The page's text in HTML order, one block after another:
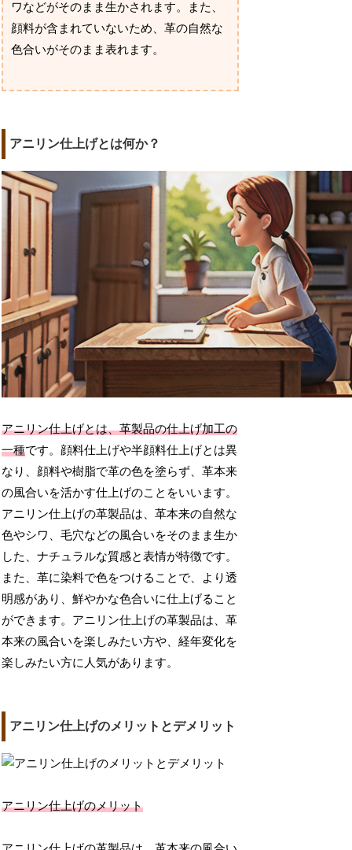
ワなどがそのまま生かされます。また、
顔料が含まれていないため、革の自然な
色合いがそのまま表れます。
アニリン仕上げとは何か？
アニリン仕上げとは、革製品の仕上げ加工の
一種です。顔料仕上げや半顔料仕上げとは異
なり、顔料や樹脂で革の色を塗らず、革本来
の風合いを活かす仕上げのことをいいます。
アニリン仕上げの革製品は、革本来の自然な
色やシワ、毛穴などの風合いをそのまま生か
した、ナチュラルな質感と表情が特徴です。
また、革に染料で色をつけることで、より透
明感があり、鮮やかな色合いに仕上げること
ができます。アニリン仕上げの革製品は、革
本来の風合いを楽しみたい方や、経年変化を
楽しみたい方に人気があります。
アニリン仕上げのメリットとデメリット
アニリン仕上げのメリット